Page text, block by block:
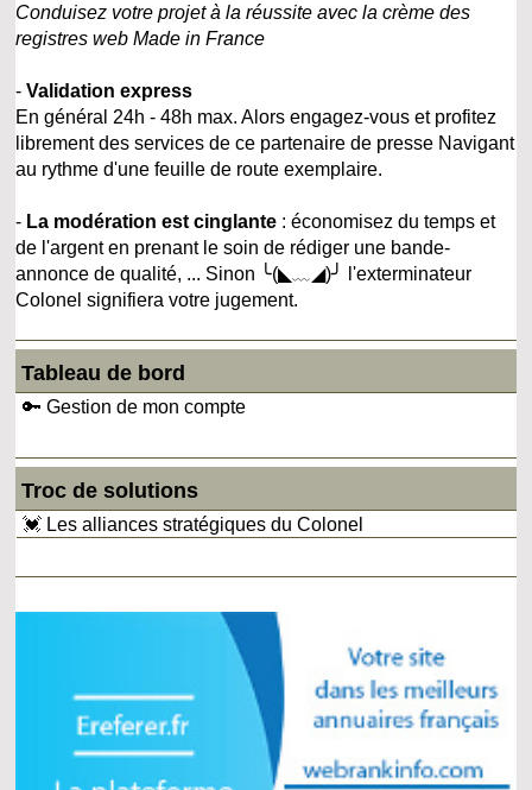
Conduisez votre projet à la réussite avec la crème des
registres web Made in France
-Validation express
En général 24h - 48h max. Alors engagez-vous et profitez
librement des services de ce partenaire de presse Navigant
au rythme d'une feuille de route exemplaire.
- La modération est cinglante : économisez du temps et
de l'argent en prenant le soin de rédiger une bande-
annonce de qualité, ... Sinon ╰(◣﹏◢)╯ l'exterminateur
Colonel signifiera votre jugement.
Tableau de bord
🔑 Gestion de mon compte
Troc de solutions
💓 Les alliances stratégiques du Colonel